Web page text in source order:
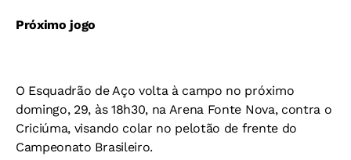
Próximo jogo
O Esquadrão de Aço volta à campo no próximo
domingo, 29, às 18h30, na Arena Fonte Nova, contra o
Criciúma, visando colar no pelotão de frente do
Campeonato Brasileiro.